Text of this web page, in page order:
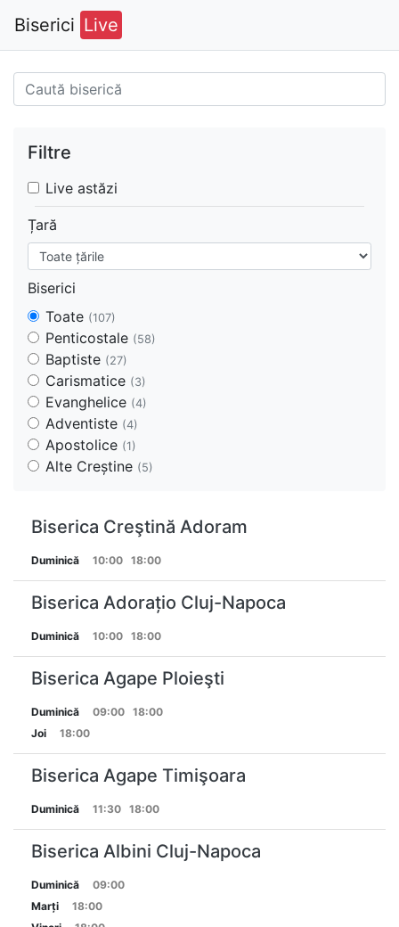
Biserici Live
Filtre
Live astăzi
Țară
Biserici
Toate (107)
Penticostale (58)
Baptiste (27)
Carismatice (3)
Evanghelice (4)
Adventiste (4)
Apostolice (1)
Alte Creștine (5)
Biserica Creştină Adoram
Duminică 10:00 18:00
Biserica Adorațio Cluj-Napoca
Duminică 10:00 18:00
Biserica Agape Ploieşti
Duminică 09:00
18:00
Joi
18:00
Biserica Agape Timişoara
Duminică 11:30 18:00
Biserica Albini Cluj-Napoca
Duminică
09:00
Marți
18:00